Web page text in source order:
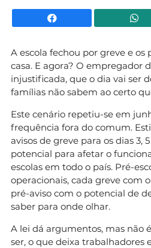
Facebook
A escola fechou por greve e
casa. E agora? O empregador
injustificada, que o dia vai ser
famílias não sabem ao certo
Este cenário repetiu-se em
frequência fora do comum.
avisos de greve para os dias 3,
potencial para afetar o
escolas em todo o país. Pré-
operacionais, cada greve com
pré-aviso com o potencial de
saber para onde olhar.
A lei dá argumentos, mas não
ser, o que deixa trabalhadores